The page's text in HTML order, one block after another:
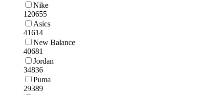
Nike
120655
Asics
41614
New Balance
40681
Jordan
34836
Puma
29389